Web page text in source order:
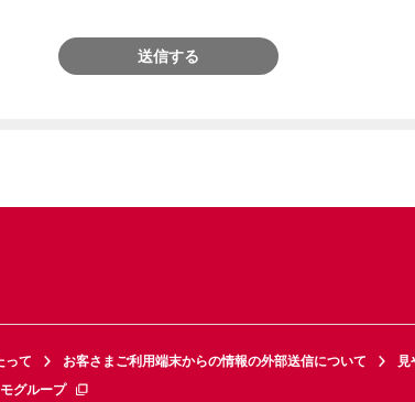
送信する
って お客さまご利用端末からの情報の外部送信について
見
グループ